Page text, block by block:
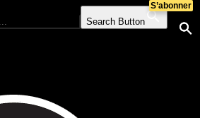
Search Button
S’abonner